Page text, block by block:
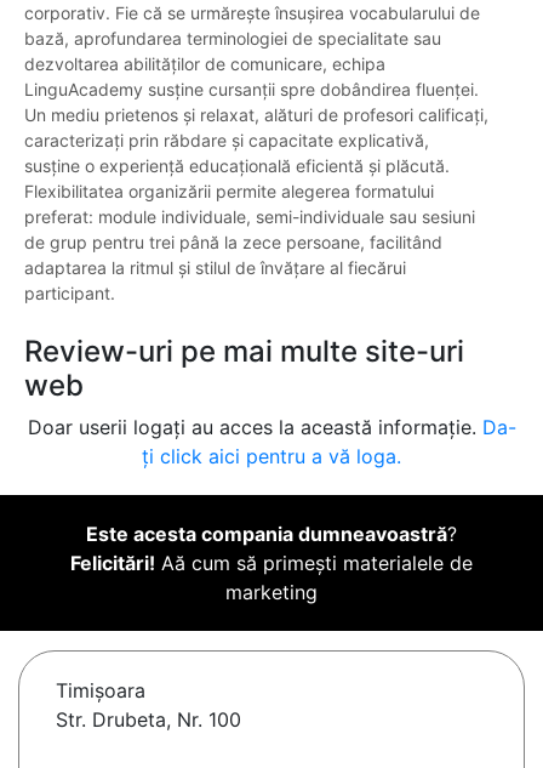
corporativ. Fie că se urmărește însușirea vocabularului de
bază, aprofundarea terminologiei de specialitate sau
dezvoltarea abilităților de comunicare, echipa
LinguAcademy susține cursanții spre dobândirea fluenței.
Un mediu prietenos și relaxat, alături de profesori calificați,
caracterizați prin răbdare și capacitate explicativă,
susține o experiență educațională eficientă și plăcută.
Flexibilitatea organizării permite alegerea formatului
preferat: module individuale, semi-individuale sau sesiuni
de grup pentru trei până la zece persoane, facilitând
adaptarea la ritmul și stilul de învățare al fiecărui
participant.
Review-uri pe mai multe site-uri
web
Doar userii logați au acces la această informație. Da-
ți click aici pentru a vă loga.
Este acesta compania dumneavoastră?
Felicitări! Aă cum să primești materialele de
marketing
Timişoara
Str. Drubeta, Nr. 100